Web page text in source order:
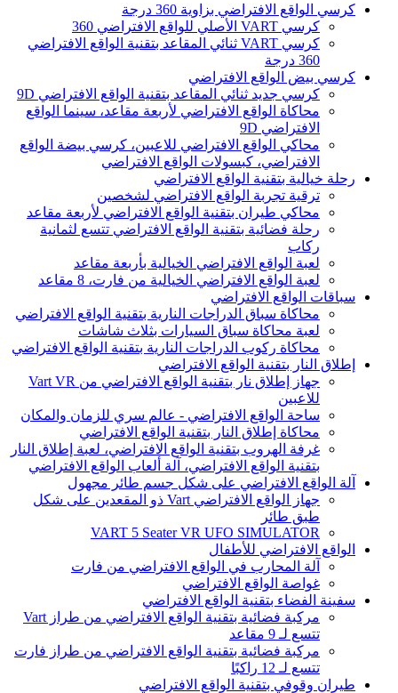
كرسي الواقع الافتراضي بزاوية 360 درجة
كرسي VART الأصلي للواقع الافتراضي 360
كرسي VART ثنائي المقاعد بتقنية الواقع الافتراضي
360 درجة
كرسي بيض الواقع الافتراضي
كرسي جديد ثنائي المقاعد بتقنية الواقع الافتراضي 9D
محاكاة الواقع الافتراضي لأربعة مقاعد، سينما الواقع
الافتراضي 9D
محاكي الواقع الافتراضي للاعبين، كرسي بيضة الواقع
الافتراضي، كبسولات الواقع الافتراضي
رحلة خيالية بتقنية الواقع الافتراضي
ترقية تجربة الواقع الافتراضي لشخصين
محاكي طيران بتقنية الواقع الافتراضي لأربعة مقاعد
رحلة فضائية بتقنية الواقع الافتراضي تتسع لثمانية
ركاب
لعبة الواقع الافتراضي الخيالية بأربعة مقاعد
لعبة الواقع الافتراضي الخيالية من فارت، 8 مقاعد
سباقات الواقع الافتراضي
محاكاة سباق الدراجات النارية بتقنية الواقع الافتراضي
لعبة محاكاة سباق السيارات بثلاث شاشات
محاكاة ركوب الدراجات النارية بتقنية الواقع الافتراضي
إطلاق النار بتقنية الواقع الافتراضي
جهاز إطلاق نار بتقنية الواقع الافتراضي من Vart VR
للاعبين
ساحة الواقع الافتراضي - عالم سري للزمان والمكان
محاكاة إطلاق النار بتقنية الواقع الافتراضي
غرفة الهروب بتقنية الواقع الافتراضي، لعبة إطلاق النار
بتقنية الواقع الافتراضي، آلة ألعاب الواقع الافتراضي
آلة الواقع الافتراضي على شكل جسم طائر مجهول
جهاز الواقع الافتراضي Vart ذو المقعدين على شكل
طبق طائر
VART 5 Seater VR UFO SIMULATOR
الواقع الافتراضي للأطفال
آلة المحارب في الواقع الافتراضي من فارت
غواصة الواقع الافتراضي
سفينة الفضاء بتقنية الواقع الافتراضي
مركبة فضائية بتقنية الواقع الافتراضي من طراز Vart
تتسع لـ 9 مقاعد
مركبة فضائية بتقنية الواقع الافتراضي من طراز فارت
تتسع لـ 12 راكبًا
طيران وقوفي بتقنية الواقع الافتراضي